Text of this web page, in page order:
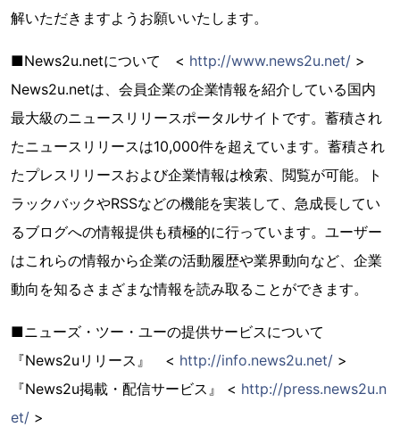
解いただきますようお願いいたします。
■News2u.netについて < http://www.news2u.net/ >
News2u.netは、会員企業の企業情報を紹介している国内
最大級のニュースリリースポータルサイトです。蓄積され
たニュースリリースは10,000件を超えています。蓄積され
たプレスリリースおよび企業情報は検索、閲覧が可能。ト
ラックバックやRSSなどの機能を実装して、急成長してい
るブログへの情報提供も積極的に行っています。ユーザー
はこれらの情報から企業の活動履歴や業界動向など、企業
動向を知るさまざまな情報を読み取ることができます。
■ニューズ・ツー・ユーの提供サービスについて
『News2uリリース』 < http://info.news2u.net/ >
『News2u掲載・配信サービス』 < http://press.news2u.n
et/ >